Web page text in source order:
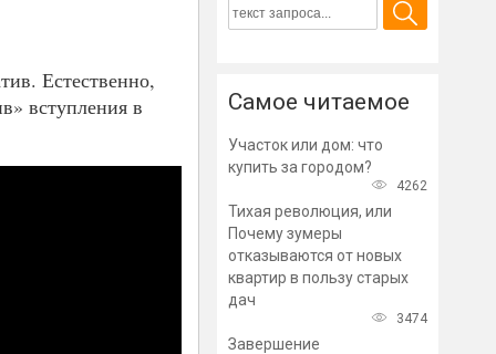
Естественно,
вступления в
Самое читаемое
Участок или дом: что
купить за городом?
4262
Тихая революция, или
Почему зумеры
отказываются от новых
квартир в пользу старых
дач
3474
Завершение